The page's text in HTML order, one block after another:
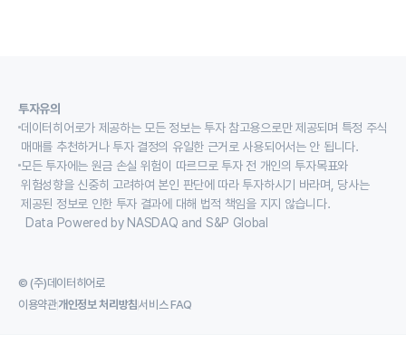
투자유의
데이터히어로가 제공하는 모든 정보는 투자 참고용으로만 제공되며 특정 주식
매매를 추천하거나 투자 결정의 유일한 근거로 사용되어서는 안 됩니다.
모든 투자에는 원금 손실 위험이 따르므로 투자 전 개인의 투자목표와
위험성향을 신중히 고려하여 본인 판단에 따라 투자하시기 바라며, 당사는
제공된 정보로 인한 투자 결과에 대해 법적 책임을 지지 않습니다.
Data Powered by NASDAQ and S&P Global
© (주)데이터히어로
이용약관개인정보 처리방침서비스 FAQ